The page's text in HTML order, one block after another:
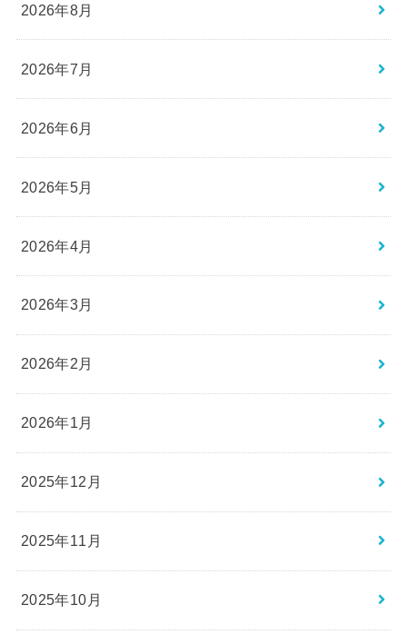
2026年8月
2026年7月
2026年6月
2026年5月
2026年4月
2026年3月
2026年2月
2026年1月
2025年12月
2025年11月
2025年10月